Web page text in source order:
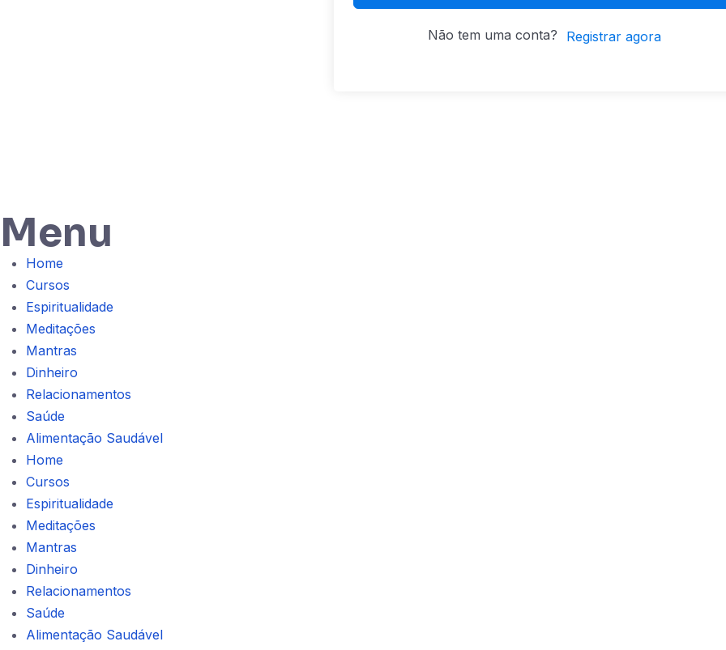
Não tem uma conta? Registrar agora
Menu
Home
Cursos
Espiritualidade
Meditações
Mantras
Dinheiro
Relacionamentos
Saúde
Alimentação Saudável
Home
Cursos
Espiritualidade
Meditações
Mantras
Dinheiro
Relacionamentos
Saúde
Alimentação Saudável